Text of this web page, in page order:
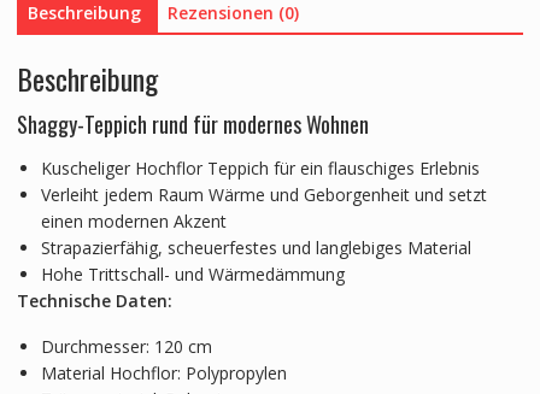
Beschreibung Rezensionen (0)
Beschreibung
Shaggy-Teppich rund für modernes Wohnen
Kuscheliger Hochflor Teppich für ein flauschiges Erlebnis
Verleiht jedem Raum Wärme und Geborgenheit und setzt
einen modernen Akzent
Strapazierfähig, scheuerfestes und langlebiges Material
Hohe Trittschall- und Wärmedämmung
Technische Daten:
Durchmesser: 120 cm
Material Hochflor: Polypropylen